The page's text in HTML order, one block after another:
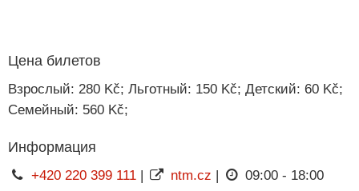
Цена билетов
Взрослый: 280 Kč; Льготный: 150 Kč; Детский: 60 Kč;
Семейный: 560 Kč;
Информация
+420 220 399 111| ntm.cz | 09:00 - 18:00